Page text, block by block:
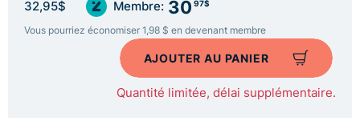
32,95$ Membre: 30 97$
Vous pourriez économiser 1,98 $ en devenant membre
AJOUTER AU PANIER
Quantité limitée, délai supplémentaire.